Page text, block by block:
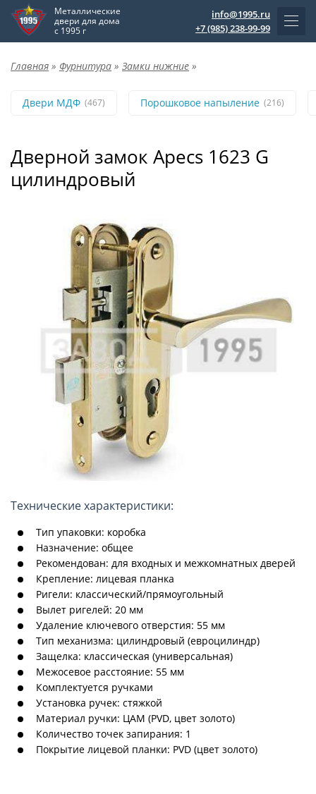
Металлические
двери для дома
с 1995 г
info@1995.ru
+7 (985) 238-99-99
Главная » Фурнитура » Замки нижние »
Двери МДФ (467) Порошковое напыление (216)
Дверной замок Apecs 1623 G
цилиндровый
Технические характеристики:
Тип упаковки: коробка
Назначение: общее
Рекомендован: для входных и межкомнатных дверей
Крепление: лицевая планка
Ригели: классический/прямоугольный
Вылет ригелей: 20 мм
Удаление ключевого отверстия: 55 мм
Тип механизма: цилиндровый (евроцилиндр)
Защелка: классическая (универсальная)
Межосевое расстояние: 55 мм
Комплектуется ручками
Установка ручек: стяжкой
Материал ручки: ЦАМ (PVD, цвет золото)
Количество точек запирания: 1
Покрытие лицевой планки: PVD (цвет золото)